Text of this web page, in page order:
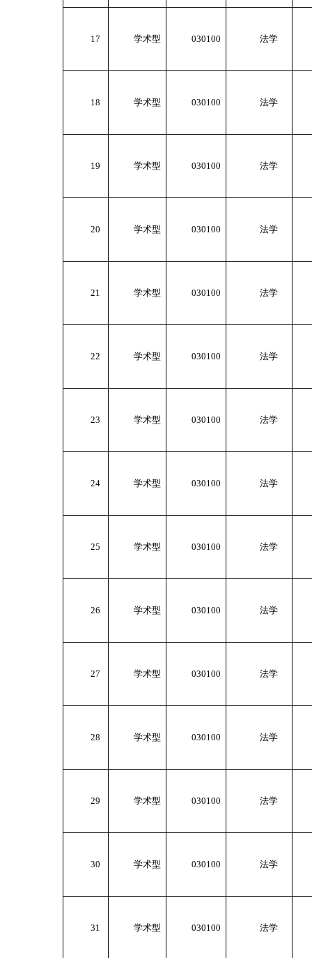
17 学术型 030100 法学
18 学术型 030100 法学
19 学术型 030100 法学
20 学术型 030100 法学
21 学术型 030100 法学
22 学术型 030100 法学
23 学术型 030100 法学
24 学术型 030100 法学
25 学术型 030100 法学
26 学术型 030100 法学
27 学术型 030100 法学
28 学术型 030100 法学
29 学术型 030100 法学
30 学术型 030100 法学
31 学术型 030100 法学